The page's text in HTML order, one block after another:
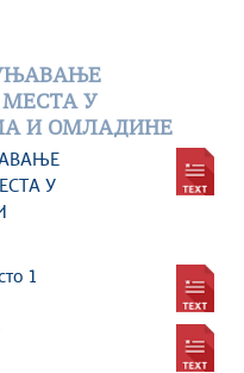
У
И ОМЛАДИНЕ
У
1